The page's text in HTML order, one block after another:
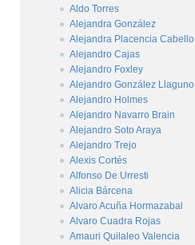
Aldo Torres
Alejandra González
Alejandra Placencia Cabello
Alejandro Cajas
Alejandro Foxley
Alejandro González Llaguno
Alejandro Holmes
Alejandro Navarro Brain
Alejandro Soto Araya
Alejandro Trejo
Alexis Cortés
Alfonso De Urresti
Alicia Bárcena
Alvaro Acuña Hormazabal
Alvaro Cuadra Rojas
Amauri Quilaleo Valencia